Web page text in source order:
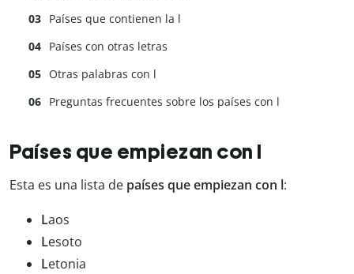
Países que contienen la l
Países con otras letras
Otras palabras con l
Preguntas frecuentes sobre los países con l
Países que empiezan con l
Esta es una lista de países que empiezan con l:
Laos
Lesoto
Letonia